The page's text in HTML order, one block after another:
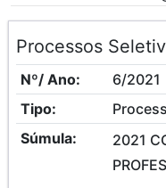
Processos
Nº/ Ano:
6/2021
Tipo:
Súmula:
2021